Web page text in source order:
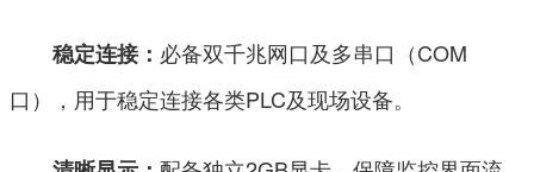
稳定连接： 必备双千兆网口及多串口（COM
口），用于稳定连接各类PLC及现场设备。